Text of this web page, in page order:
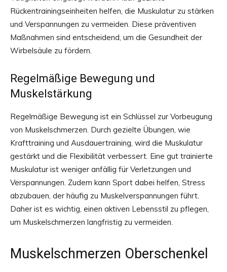
Rückentrainingseinheiten helfen, die Muskulatur zu stärken
und Verspannungen zu vermeiden. Diese präventiven
Maßnahmen sind entscheidend, um die Gesundheit der
Wirbelsäule zu fördern.
Regelmäßige Bewegung und
Muskelstärkung
Regelmäßige Bewegung ist ein Schlüssel zur Vorbeugung
von Muskelschmerzen. Durch gezielte Übungen, wie
Krafttraining und Ausdauertraining, wird die Muskulatur
gestärkt und die Flexibilität verbessert. Eine gut trainierte
Muskulatur ist weniger anfällig für Verletzungen und
Verspannungen. Zudem kann Sport dabei helfen, Stress
abzubauen, der häufig zu Muskelverspannungen führt.
Daher ist es wichtig, einen aktiven Lebensstil zu pflegen,
um Muskelschmerzen langfristig zu vermeiden.
Muskelschmerzen Oberschenkel